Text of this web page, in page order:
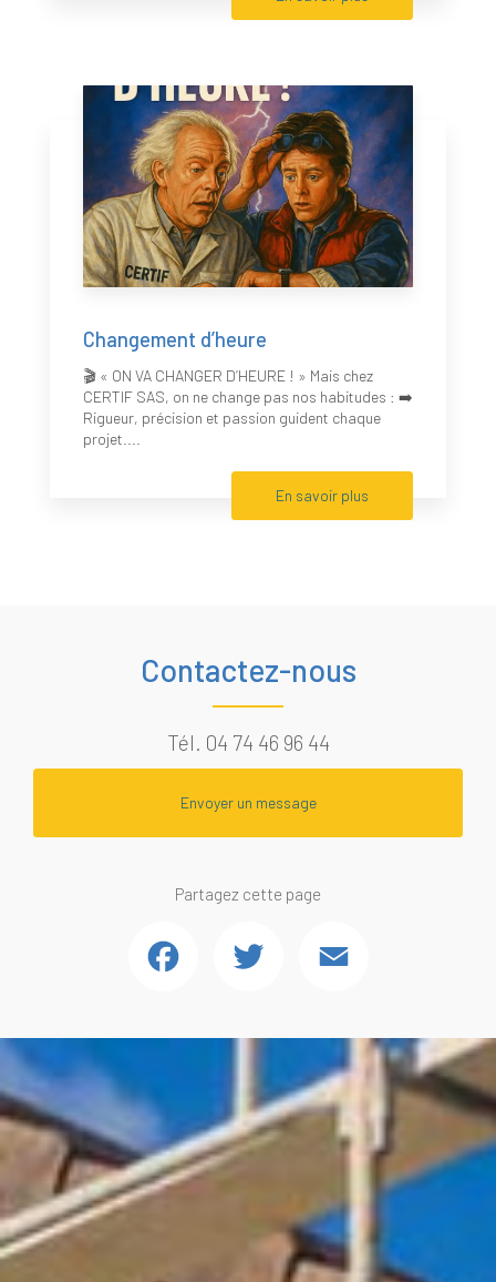
Changement d’heure
🎬 « ON VA CHANGER D’HEURE ! » Mais chez
CERTIF SAS, on ne change pas nos habitudes : ➡️
Rigueur, précision et passion guident chaque
projet....
En savoir plus
Contactez-nous
Tél. 04 74 46 96 44
Envoyer un message
Partagez cette page